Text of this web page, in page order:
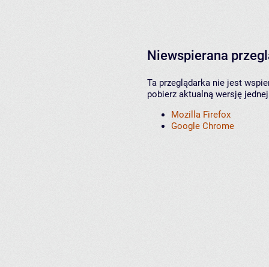
Niewspierana
Ta przeglądarka nie jest
pobierz aktualną wersję
Mozilla Firefox
Google Chrome